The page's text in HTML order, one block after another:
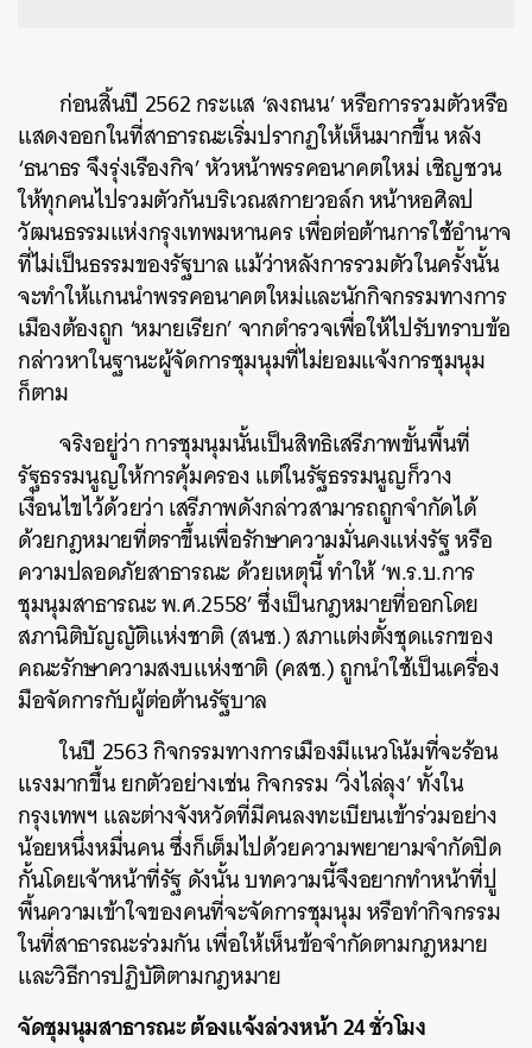
ก่อนสิ้นปี 2562 กระแส ‘ลงถนน’ หรือการรวมตัวหรือ
แสดงออกในที่สาธารณะเริ่มปรากฏให้เห็นมากขึ้น หลัง
‘ธนาธร จึงรุ่งเรืองกิจ’ หัวหน้าพรรคอนาคตใหม่ เชิญชวน
ให้ทุกคนไปรวมตัวกันบริเวณสกายวอล์ก หน้าหอศิลป
วัฒนธรรมแห่งกรุงเทพมหานคร เพื่อต่อต้านการใช้อำนาจ
ที่ไม่เป็นธรรมของรัฐบาล แม้ว่าหลังการรวมตัวในครั้งนั้น
จะทำให้แกนนำพรรคอนาคตใหม่และนักกิจกรรมทางการ
เมืองต้องถูก ‘หมายเรียก’ จากตำรวจเพื่อให้ไปรับทราบข้อ
กล่าวหาในฐานะผู้จัดการชุมนุมที่ไม่ยอมแจ้งการชุมนุม
ก็ตาม
จริงอยู่ว่า การชุมนุมนั้นเป็นสิทธิเสรีภาพขั้นพื้นที่
รัฐธรรมนูญให้การคุ้มครอง แต่ในรัฐธรรมนูญก็วาง
เงื่อนไขไว้ด้วยว่า เสรีภาพดังกล่าวสามารถถูกจำกัดได้
ด้วยกฎหมายที่ตราขึ้นเพื่อรักษาความมั่นคงแห่งรัฐ หรือ
ความปลอดภัยสาธารณะ ด้วยเหตุนี้ ทำให้ ‘พ.ร.บ.การ
ชุมนุมสาธารณะ พ.ศ.2558’ ซึ่งเป็นกฎหมายที่ออกโดย
สภานิติบัญญัติแห่งชาติ (สนช.) สภาแต่งตั้งชุดแรกของ
คณะรักษาความสงบแห่งชาติ (คสช.) ถูกนำใช้เป็นเครื่อง
มือจัดการกับผู้ต่อต้านรัฐบาล
ในปี 2563 กิจกรรมทางการเมืองมีแนวโน้มที่จะร้อน
แรงมากขึ้น ยกตัวอย่างเช่น กิจกรรม ‘วิ่งไล่ลุง’ ทั้งใน
กรุงเทพฯ และต่างจังหวัดที่มีคนลงทะเบียนเข้าร่วมอย่าง
น้อยหนึ่งหมื่นคน ซึ่งก็เต็มไปด้วยความพยายามจำกัดปิด
กั้นโดยเจ้าหน้าที่รัฐ ดังนั้น บทความนี้จึงอยากทำหน้าที่ปู
พื้นความเข้าใจของคนที่จะจัดการชุมนุม หรือทำกิจกรรม
ในที่สาธารณะร่วมกัน เพื่อให้เห็นข้อจำกัดตามกฎหมาย
และวิธีการปฏิบัติตามกฎหมาย
จัดชุมนุมสาธารณะ ต้องแจ้งล่วงหน้า 24 ชั่วโมง